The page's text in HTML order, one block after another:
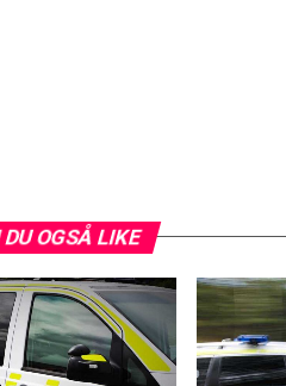
OGSÅ LIKE